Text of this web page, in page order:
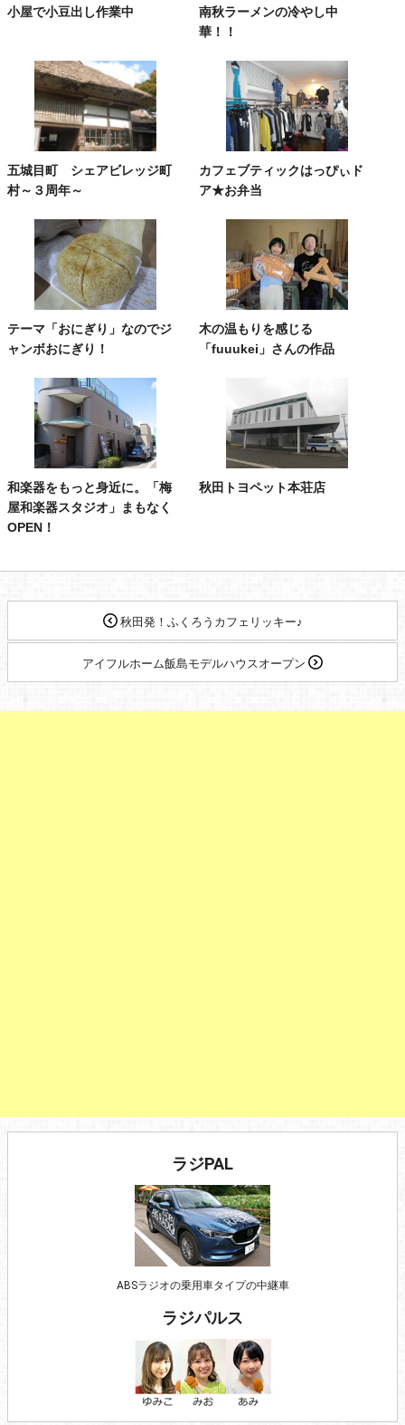
小屋で小豆出し作業中
南秋ラーメンの冷やし中
華！！
五城目町 シェアビレッジ町
村～３周年～
カフェブティックはっぴぃド
ア★お弁当
テーマ「おにぎり」なのでジ
ャンボおにぎり！
木の温もりを感じる
「fuuukei」さんの作品
和楽器をもっと身近に。「梅
屋和楽器スタジオ」まもなく
OPEN！
秋田トヨペット本荘店
秋田発！ふくろうカフェリッキー♪
アイフルホーム飯島モデルハウスオープン
ラジPAL
ABSラジオの乗用車タイプの中継車
ラジパルス